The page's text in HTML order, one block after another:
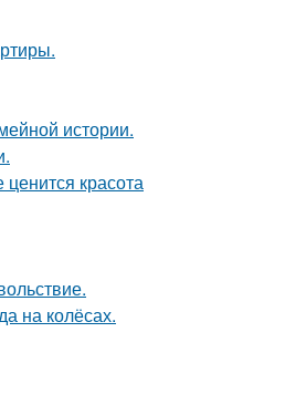
истории.
красота
на колёсах.